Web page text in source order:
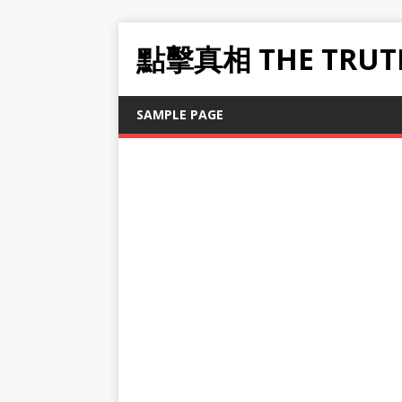
點擊真相 THE
SAMPLE PAGE